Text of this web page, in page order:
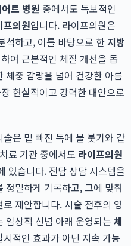
트 병원 중에서도 독보적인
프의원입니다. 라이프의원은
석하고, 이를 바탕으로 한 지방
여 근본적인 체질 개선을 돕
체중 감량을 넘어 건강한 아름
현실적이고 강력한 대안으로
은 밑 빠진 독에 물 붓기와 같
료 기관 중에서도 라이프의원
있습니다. 전담 상담 시스템을
정밀하게 기록하고, 그에 맞춰
제안합니다. 시술 전후의 영
임상적 신념 아래 운영되는 체
적인 효과가 아닌 지속 가능